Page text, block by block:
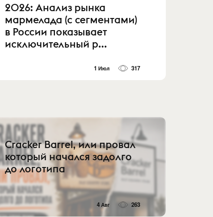
2026: Анализ рынка
мармелада (с сегментами)
в России показывает
исключительный р...
1 Июл 317
Cracker Barrel, или провал
который начался задолго
до логотипа
4 Авг 263